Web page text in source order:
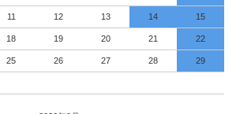
11 12 13 14 15
18 19 20 21 22
25 26 27 28 29